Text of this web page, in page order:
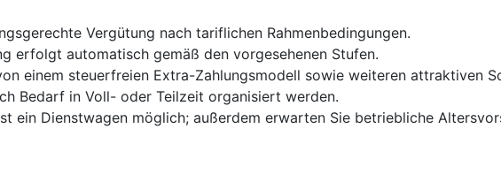
Vergütung nach tariflichen Rahmenbedingungen.
erfolgt automatisch gemäß den vorgesehenen Stufen.
einem steuerfreien Extra-Zahlungsmodell sowie weiteren attraktiven
Bedarf in Voll- oder Teilzeit organisiert werden.
ein Dienstwagen möglich; außerdem erwarten Sie betriebliche